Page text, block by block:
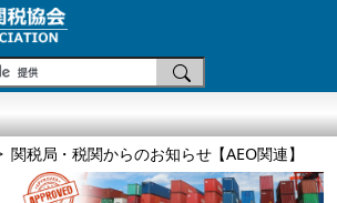
関税局・税関からのお知らせ【AEO関連】